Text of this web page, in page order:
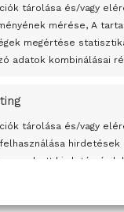
tárolása és/vagy
mérése, A
megértése
adatok kombinálásai
tárolása és/vagy
szabott hirdetés